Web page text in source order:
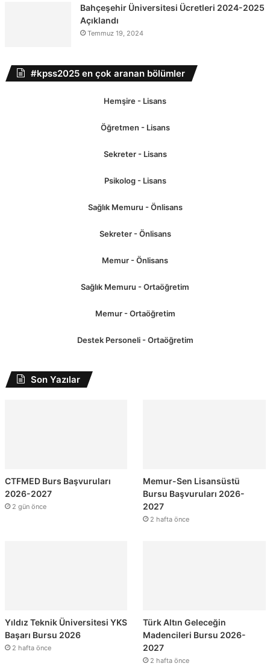
Bahçeşehir Üniversitesi Ücretleri 2024-2025
Açıklandı
Temmuz 19, 2024
#kpss2025 en çok aranan bölümler
Hemşire - Lisans
Öğretmen - Lisans
Sekreter - Lisans
Psikolog - Lisans
Sağlık Memuru - Önlisans
Sekreter - Önlisans
Memur - Önlisans
Sağlık Memuru - Ortaöğretim
Memur - Ortaöğretim
Destek Personeli - Ortaöğretim
Son Yazılar
CTFMED Burs Başvuruları
2026-2027
2 gün önce
Memur-Sen Lisansüstü
Bursu Başvuruları 2026-
2027
2 hafta önce
Yıldız Teknik Üniversitesi YKS
Başarı Bursu 2026
2 hafta önce
Türk Altın Geleceğin
Madencileri Bursu 2026-
2027
2 hafta önce